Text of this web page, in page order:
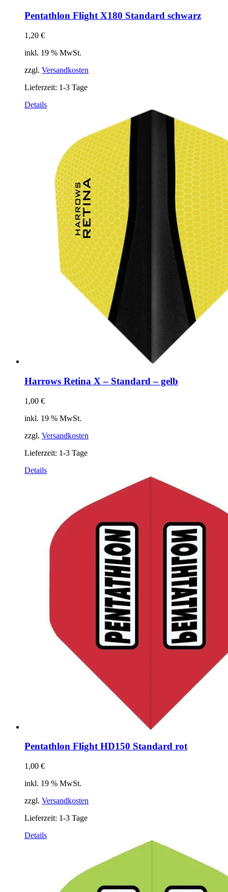
Pentathlon Flight X180 Standard schwarz
1,20 €
inkl. 19 % MwSt.
zzgl. Versandkosten
Lieferzeit: 1-3 Tage
Details
Harrows Retina X – Standard – gelb
1,00 €
inkl. 19 % MwSt.
zzgl. Versandkosten
Lieferzeit: 1-3 Tage
Details
Pentathlon Flight HD150 Standard rot
1,00 €
inkl. 19 % MwSt.
zzgl. Versandkosten
Lieferzeit: 1-3 Tage
Details